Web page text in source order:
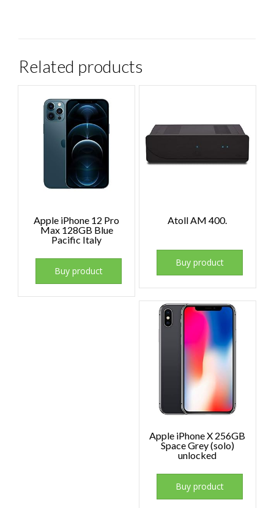
Related products
Apple iPhone 12 Pro
Max 128GB Blue
Pacific Italy
Buy product
Atoll AM 400.
Buy product
Apple iPhone X 256GB
Space Grey (solo)
unlocked
Buy product